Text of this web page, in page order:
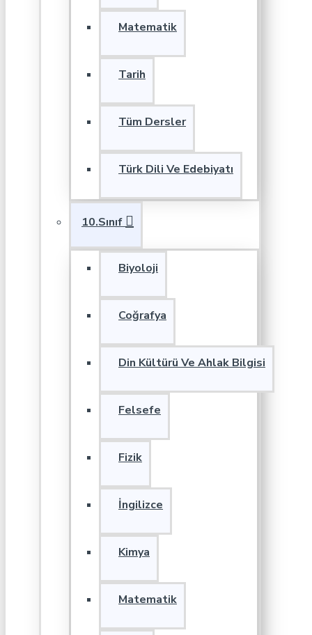
Matematik
Tarih
Tüm Dersler
Türk Dili Ve Edebiyatı
10.Sınıf
Biyoloji
Coğrafya
Din Kültürü Ve Ahlak Bilgisi
Felsefe
Fizik
İngilizce
Kimya
Matematik